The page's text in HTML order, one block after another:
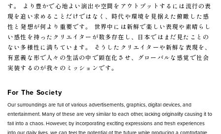
す。 より豊かで心地よい演出や空間をアウトプットするには流行の表
現を追い求めることだけではなく、時代や環境を見据えた俯瞰した感
性と発想が何より重要です。 世界中には新鮮で楽しい表現や素晴らし
い感性を持ったクリエイターが数多存在し、日本ではまだ見たことの
ない多様性に満ちています。 そうしたクリエイターや新鮮な表現を、
有意義な形で人々の生活の中で顕在化させ、グローバルな感覚で社会
実装するのが我々のミッションです。
For The Society
Our surroundings are full of various advertisements, graphics, digital devices, and
entertainment. Many of these are very similar to each other, lacking originality causing it to
fall into a chaos. However, by incorporating exciting expressions and fresh experiences